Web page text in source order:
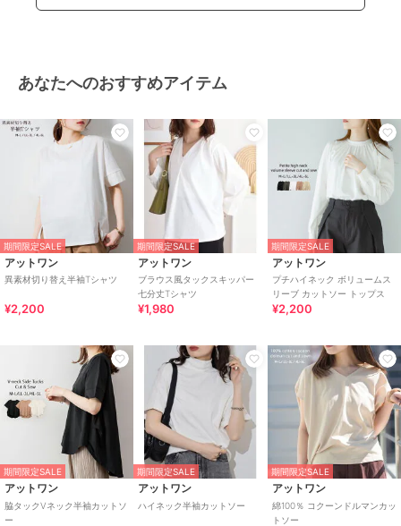
あなたへのおすすめアイテム
期間限定SALE
アットワン
異素材切り替え半袖Tシャツ
¥2,200
期間限定SALE
アットワン
ブラウス風タックスキッパー
七分丈Tシャツ
¥1,980
期間限定SALE
アットワン
プチハイネック ボリュームス
リーブ カットソー トップス
¥2,200
期間限定SALE
アットワン
脇タックVネック半袖カットソ
ー
期間限定SALE
アットワン
ハイネック半袖カットソー
期間限定SALE
アットワン
綿100％ コクーンドルマンカッ
トソー